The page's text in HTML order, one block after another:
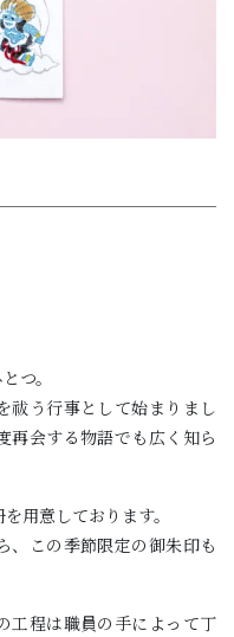
つ。
祓う行事として始まりまし
再会する物語でも広く知ら
用意しております。
、この季節限定の御朱印も
工程は職員の手によって丁